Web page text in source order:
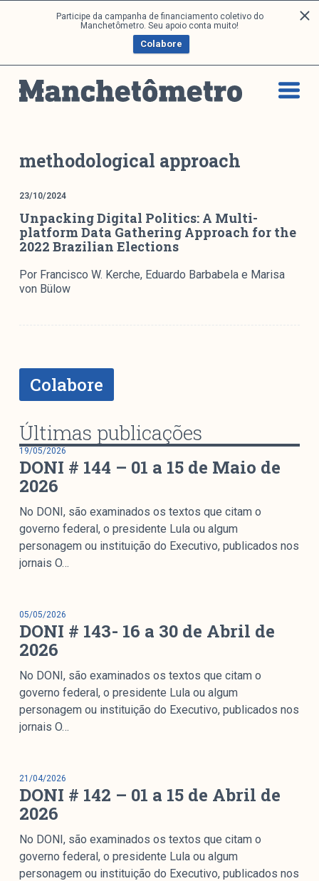
Participe da campanha de financiamento coletivo do
Manchetômetro. Seu apoio conta muito!
Colabore
a
p
o
o
e
d
Análises
DONI
Boletim M
M Facebook
M Instagram
Livros
Arquivos
Mediómetro
Boletim da Pluralidade M
Entrevistas M
O Manchetômetro é um site de acompanhamento da
cobertura da grande mídia sobre temas de economia e
Diretório de Grupos de Pesquisa do CNPq e é sediado
no Instituto de Estudos Sociais e Políticos (IESP) da
Universidade do Estado do Rio de Janeiro (UERJ). O
Manchetômetro não tem filiação com partidos ou grupos
econômicos.
Institucional
Nossa História
Metodologia
Equipe
Na Mídia
methodological approach
23/10/2024
Unpacking Digital Politics: A Multi-
platform Data Gathering Approach for the
2022 Brazilian Elections
Por Francisco W. Kerche, Eduardo Barbabela e Marisa
von Bülow
Colabore
Últimas publicações
19/05/2026
DONI # 144 – 01 a 15 de Maio de
2026
No DONI, são examinados os textos que citam o
governo federal, o presidente Lula ou algum
personagem ou instituição do Executivo, publicados nos
jornais O…
05/05/2026
DONI # 143- 16 a 30 de Abril de
2026
No DONI, são examinados os textos que citam o
governo federal, o presidente Lula ou algum
personagem ou instituição do Executivo, publicados nos
jornais O…
21/04/2026
DONI # 142 – 01 a 15 de Abril de
2026
No DONI, são examinados os textos que citam o
governo federal, o presidente Lula ou algum
personagem ou instituição do Executivo, publicados nos